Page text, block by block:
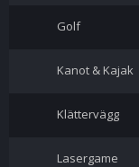
Golf
Kanot & Kajak
Klättervägg
Lasergame